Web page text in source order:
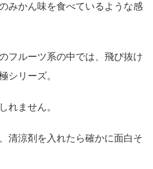
みかん味を食べているような感
フルーツ系の中では、飛び抜け
シリーズ。
れません。
清涼剤を入れたら確かに面白そ